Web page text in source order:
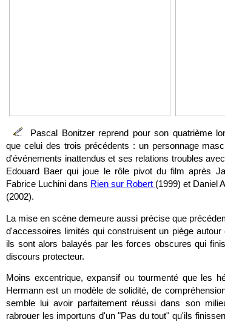
Pascal Bonitzer reprend pour son quatrième
que celui des trois précédents : un personnage
d'événements inattendus et ses relations troubles
Edouard Baer qui joue le rôle pivot du film après
Fabrice Luchini dans Rien sur Robert (1999) et Daniel
(2002).
La mise en scène demeure aussi précise que
d'accessoires limités qui construisent un piège autour
ils sont alors balayés par les forces obscures qui
discours protecteur.
Moins excentrique, expansif ou tourmenté que les
Hermann est un modèle de solidité, de
semble lui avoir parfaitement réussi dans son
rabrouer les importuns d'un "Pas du tout" qu'ils